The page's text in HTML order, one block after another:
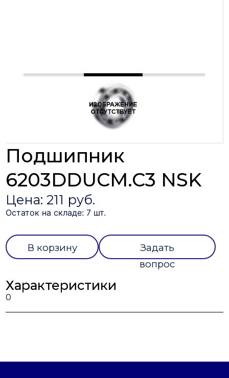
Подшипник
6203DDUCM.C3 NSK
Цена: 211 руб.
Остаток на складе: 7 шт.
В корзину
Задать
вопрос
Характеристики
0